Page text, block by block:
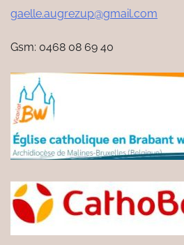
gaelle.augrezup@gmail.com
Gsm: 0468 08 69 40